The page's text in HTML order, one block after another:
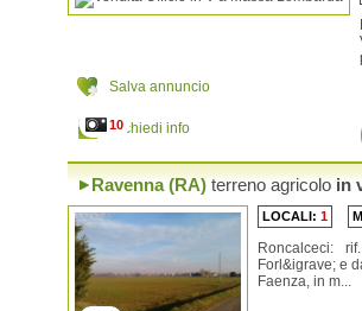
10
Salva annuncio
Richiedi info
Ravenna (RA) terreno agricolo in
LOCALI: 1 M
Roncalceci:
Forl&igrave; e
Faenza, in m...